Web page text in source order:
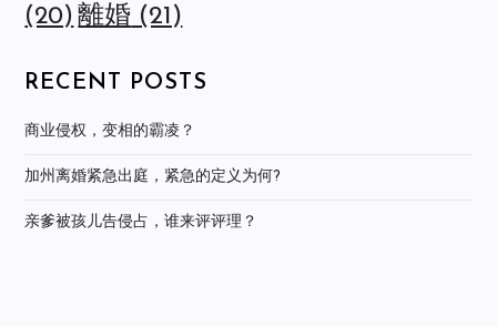
(20) 離婚 (21)
RECENT POSTS
商业侵权，变相的霸凌？
加州离婚紧急出庭，紧急的定义为何?
亲爹被孩儿告侵占，谁来评评理？